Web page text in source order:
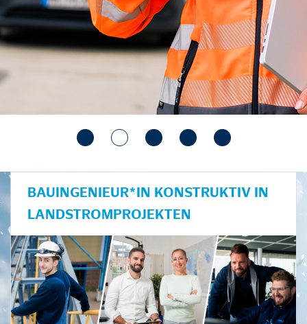
BAUINGENIEUR*IN KONSTRUKTIV IN
LANDSTROMPROJEKTEN